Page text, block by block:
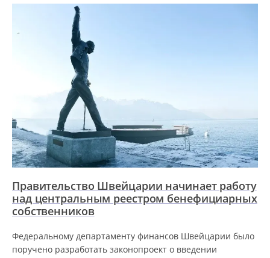
Правительство Швейцарии начинает работу
над центральным реестром бенефициарных
собственников
Федеральному департаменту финансов Швейцарии было
поручено разработать законопроект о введении